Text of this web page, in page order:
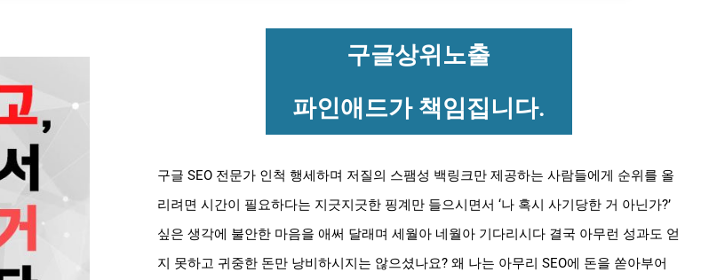
구글상위노출
파인애드가 책임집니다.
구글 SEO 전문가 인척 행세하며 저질의 스팸성 백링크만 제공하는 사람들에게 순위를 올
리려면 시간이 필요하다는 지긋지긋한 핑계만 들으시면서 ‘나 혹시 사기당한 거 아닌가?’
싶은 생각에 불안한 마음을 애써 달래며 세월아 네월아 기다리시다 결국 아무런 성과도 얻
지 못하고 귀중한 돈만 낭비하시지는 않으셨나요? 왜 나는 아무리 SEO에 돈을 쏟아부어